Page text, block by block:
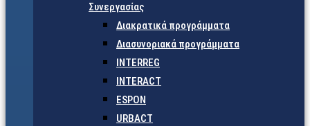
Συνεργασίας
Διακρατικά προγράμματα
Διασυνοριακά προγράμματα
INTERREG
INTERACT
ESPON
URBACT